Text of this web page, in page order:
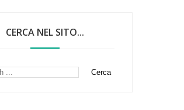
CERCA NEL SITO...